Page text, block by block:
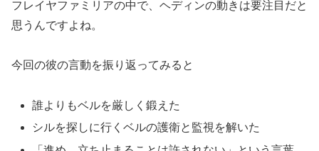
フレイヤファミリアの中で、ヘディンの動きは要注目だと
思うんですよね。
今回の彼の言動を振り返ってみると
誰よりもベルを厳しく鍛えた
シルを探しに行くベルの護衛と監視を解いた